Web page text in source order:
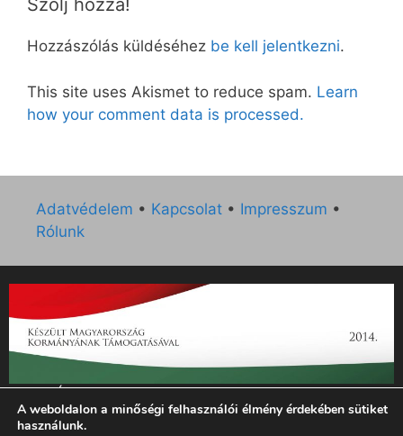
Szólj hozzá!
Hozzászólás küldéséhez be kell jelentkezni.
This site uses Akismet to reduce spam. Learn
how your comment data is processed.
Adatvédelem • Kapcsolat • Impresszum •
Rólunk
„Az Új Ember katolikus hetilap 2014. évi működésének
támogatását az EGYH-KCP-14-P-0121 sz. támogatási
A weboldalon a minőségi felhasználói élmény érdekében sütiket
használunk.